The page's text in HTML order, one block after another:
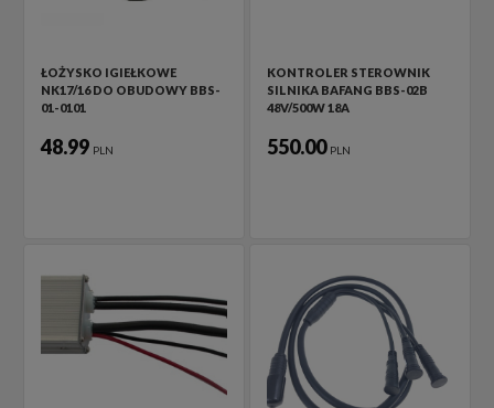
ŁOŻYSKO IGIEŁKOWE
NK17/16 DO OBUDOWY BBS-
01-0101
48.99 PLN
KONTROLER STEROWNIK
SILNIKA BAFANG BBS-02B
48V/500W 18A
550.00 PLN